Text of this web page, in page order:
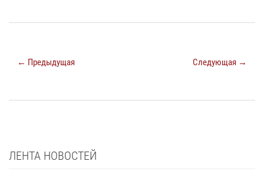
← Предыдущая Следующая →
ЛЕНТА НОВОСТЕЙ